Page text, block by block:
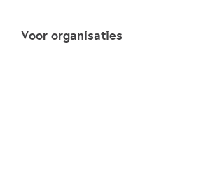
Voor organisaties